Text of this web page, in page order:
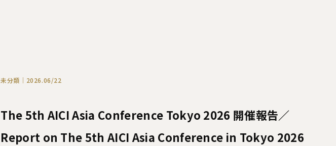
未分類｜2026.06/22
The 5th AICI Asia Conference Tokyo 2026 開催報告／
Report on The 5th AICI Asia Conference in Tokyo 2026